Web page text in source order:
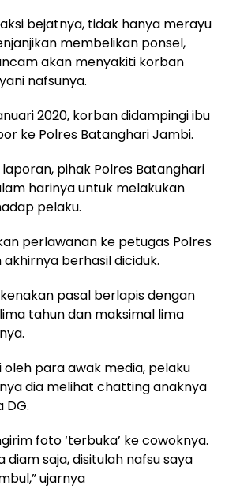
bejatnya, tidak hanya merayu
membelikan ponsel,
akan menyakiti korban
nafsunya.
2020, korban didampingi ibu
ke Polres Batanghari Jambi.
pihak Polres Batanghari
harinya untuk melakukan
pelaku.
perlawanan ke petugas Polres
berhasil diciduk.
pasal berlapis dengan
tahun dan maksimal lima
para awak media, pelaku
dia melihat chatting anaknya
DG.
foto ‘terbuka’ ke cowoknya.
diam saja, disitulah nafsu saya
ujarnya